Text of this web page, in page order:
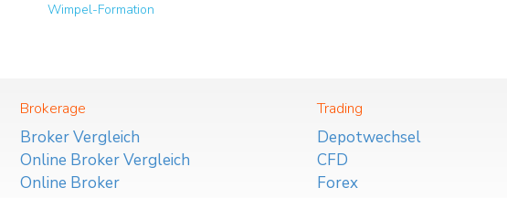
Wimpel-Formation
Brokerage
Broker Vergleich
Online Broker Vergleich
Online Broker
Trading
Depotwechsel
CFD
Forex